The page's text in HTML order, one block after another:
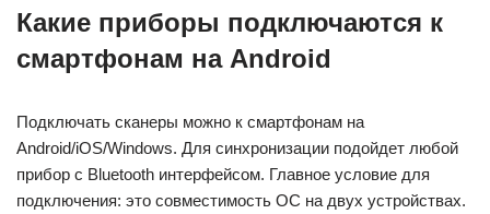
Какие приборы подключаются к
смартфонам на Android
Подключать сканеры можно к смартфонам на
Android/iOS/Windows. Для синхронизации подойдет любой
прибор с Bluetooth интерфейсом. Главное условие для
подключения: это совместимость ОС на двух устройствах.